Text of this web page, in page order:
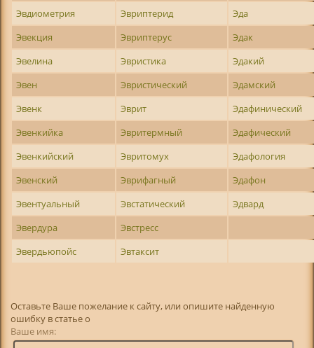
Эвдиометрия
Эвриптерид
Эда
Эвекция
Эвриптерус
Эдак
Эвелина
Эвристика
Эдакий
Эвен
Эвристический
Эдамский
Эвенк
Эврит
Эдафинический
Эвенкийка
Эвритермный
Эдафический
Эвенкийский
Эвритомух
Эдафология
Эвенский
Эврифагный
Эдафон
Эвентуальный
Эвстатический
Эдвард
Эвердура
Эвстресс
Эвердьюпойс
Эвтаксит
Оставьте Ваше пожелание к сайту, или опишите найденную
ошибку в статье о
Ваше имя: